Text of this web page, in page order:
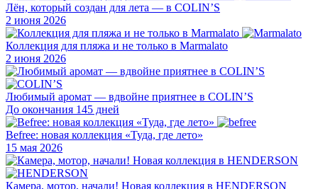
Лён, который создан для лета — в COLIN’S
2 июня 2026
Коллекция для пляжа и не только в Marmalato
2 июня 2026
Любимый аромат — вдвойне приятнее в COLIN’S
До окончания 145 дней
Befree: новая коллекция «Туда, где лето»
15 мая 2026
Камера, мотор, начали! Новая коллекция в HENDERSON